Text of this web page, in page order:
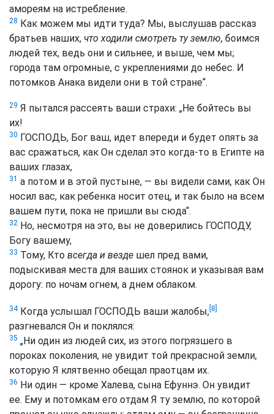
амореям на истребление.
28 Как можем мы идти туда? Мы, выслушав рассказ
братьев наших, что ходили смотреть ту землю, боимся
людей тех, ведь они и сильнее, и выше, чем мы;
города там огромные, с укреплениями до небес. И
потомков Анака видели они в той стране“.
29 Я пытался рассеять ваши страхи: „Не бойтесь вы
их!
30 ГОСПОДЬ, Бог ваш, идет впереди и будет опять за
вас сражаться, как Он сделал это когда-то в Египте на
ваших глазах,
31 а потом и в этой пустыне, — вы видели сами, как Он
носил вас, как ребенка носит отец, и так было на всем
вашем пути, пока не пришли вы сюда“.
32 Но, несмотря на это, вы не доверились ГОСПОДУ,
Богу вашему,
33 Тому, Кто всегда и везде шел пред вами,
подыскивая места для ваших стоянок и указывая вам
дорогу: по ночам огнем, а днем облаком.
34Когда услышал ГОСПОДЬ ваши жалобы, [8]
разгневался Он и поклялся:
35 „Ни один из людей сих, из этого погрязшего в
пороках поколения, не увидит той прекрасной земли,
которую Я клятвенно обещал праотцам их.
36 Ни один — кроме Халева, сына Ефуннэ. Он увидит
ее. Ему и потомкам его отдам Я ту землю, по которой